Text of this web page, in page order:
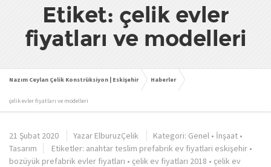
Etiket: çelik evler
fiyatları ve modelleri
Nazım Ceylan Çelik Konstrüksiyon | Eskişehir Haberler
çelik evler fiyatları ve modelleri
21 Şubat 2020 Yazar ElburuzÇelik Kategori: Genel • İnşaat •
Tasarım
Etiketler: anahtar teslim prefabrik ev fiyatlari eskişehir •
bozüyük prefabrik evler fiyatları • çelik ev fiyatları 2018 • çelik ev